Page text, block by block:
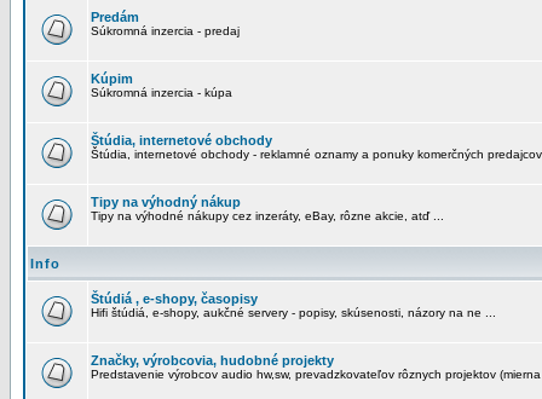
Predám
Súkromná inzercia - predaj
Kúpim
Súkromná inzercia - kúpa
Štúdia, internetové obchody
Štúdia, internetové obchody - reklamné oznamy a ponuky komerčných predajcov
Tipy na výhodný nákup
Tipy na výhodné nákupy cez inzeráty, eBay, rôzne akcie, atď ...
Info
Štúdiá , e-shopy, časopisy
Hifi štúdiá, e-shopy, aukčné servery - popisy, skúsenosti, názory na ne ...
Značky, výrobcovia, hudobné projekty
Predstavenie výrobcov audio hw,sw, prevadzkovateľov rôznych projektov